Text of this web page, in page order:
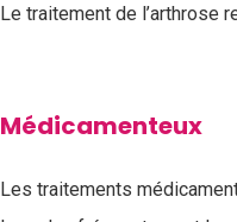
Le traitement de l’arthrose
Médicamenteux
Les traitements